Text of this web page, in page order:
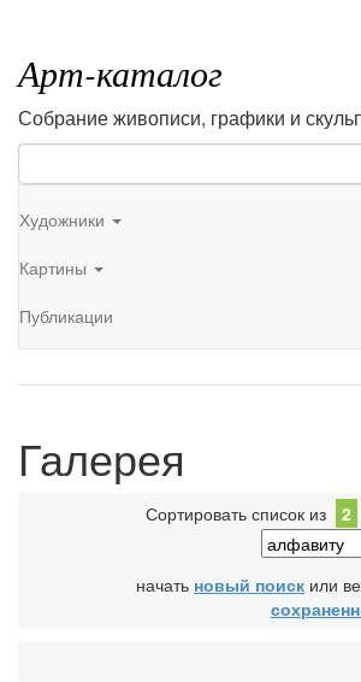
Арт-каталог
Собрание живописи, графики и
Художники
Картины
Публикации
Галерея
Сортировать список из 2
начать новый поиск или